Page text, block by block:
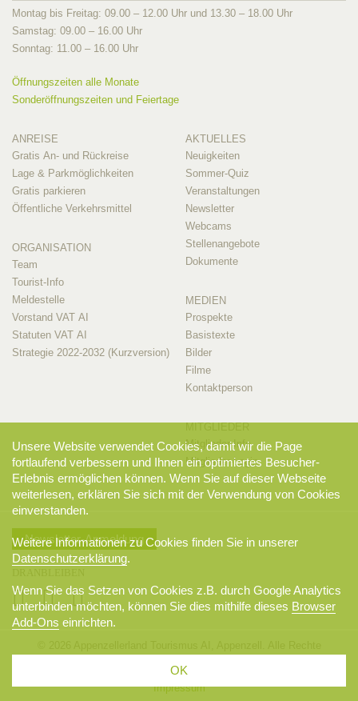
Montag bis Freitag: 09.00 – 12.00 Uhr und 13.30 – 18.00 Uhr
Samstag: 09.00 – 16.00 Uhr
Sonntag: 11.00 – 16.00 Uhr
Öffnungszeiten alle Monate
Sonderöffnungszeiten und Feiertage
ANREISE
Gratis An- und Rückreise
Lage & Parkmöglichkeiten
Gratis parkieren
Öffentliche Verkehrsmittel
ORGANISATION
Team
Tourist-Info
Meldestelle
Vorstand VAT AI
Statuten VAT AI
Strategie 2022-2032 (Kurzversion)
AKTUELLES
Neuigkeiten
Sommer-Quiz
Veranstaltungen
Newsletter
Webcams
Stellenangebote
Dokumente
MEDIEN
Prospekte
Basistexte
Bilder
Filme
Kontaktperson
Mitglieder-Info
Mitglieder-Login
Newsletter-Anmeldung
Datenschutzerklärung
Impressum
Unsere Website verwendet Cookies, damit wir die Page
fortlaufend verbessern und Ihnen ein optimiertes Besucher-
Erlebnis ermöglichen können. Wenn Sie auf dieser Webseite
weiterlesen, erklären Sie sich mit der Verwendung von Cookies
einverstanden.
Weitere Informationen zu Cookies finden Sie in unserer
Datenschutzerklärung.
Wenn Sie das Setzen von Cookies z.B. durch Google Analytics
unterbinden möchten, können Sie dies mithilfe dieses Browser
Add-Ons einrichten.
OK